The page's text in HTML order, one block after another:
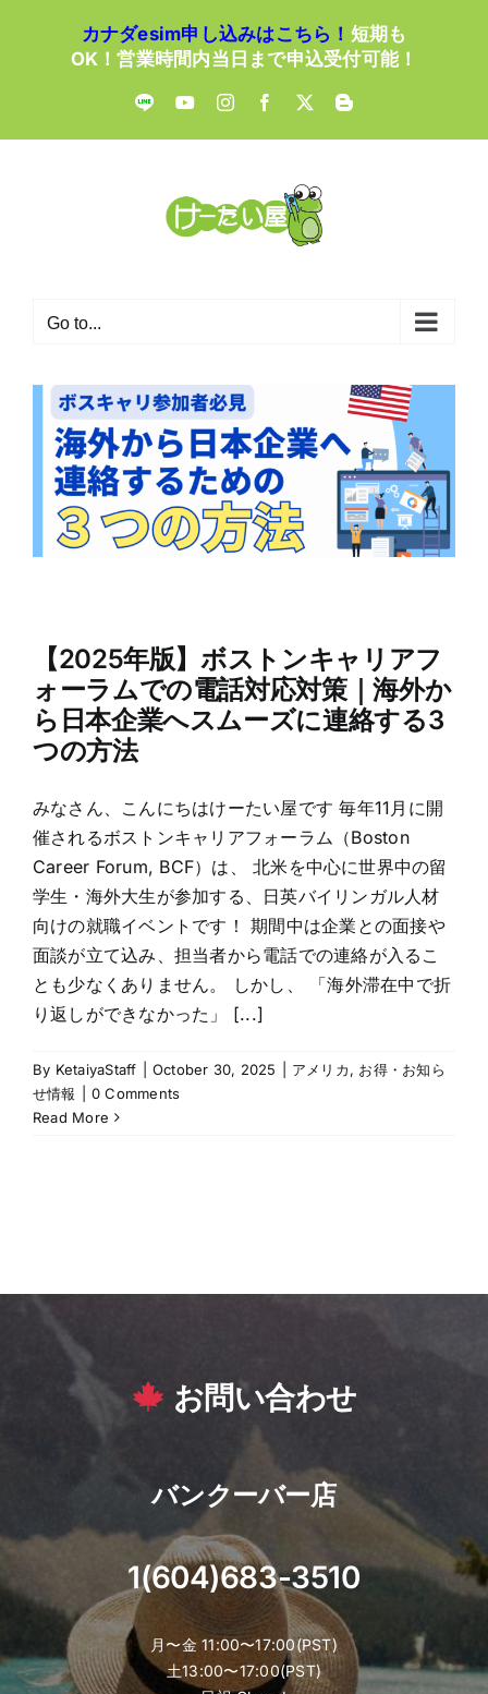
カナダesim申し込みはこちら！ 短期も
OK！営業時間内当日まで申込受付可能！
LINE YouTubeInstagramFacebook
X Blogger
Go to...
【2025年版】ボストンキャリアフ
ォーラムでの電話対応対策｜海外か
ら日本企業へスムーズに連絡する3
つの方法
みなさん、こんにちはけーたい屋です 毎年11月に開
催されるボストンキャリアフォーラム（Boston
Career Forum, BCF）は、 北米を中心に世界中の留
学生・海外大生が参加する、日英バイリンガル人材
向けの就職イベントです！ 期間中は企業との面接や
面談が立て込み、担当者から電話での連絡が入るこ
とも少なくありません。 しかし、 「海外滞在中で折
り返しができなかった」 [...]
By KetaiyaStaff October 30, 2025 アメリカ, お得・お知ら
せ情報
0 Comments
Read More
お問い合わせ
バンクーバー店
1(604)683-3510
月〜金 11:00〜17:00(PST)
土13:00〜17:00(PST)